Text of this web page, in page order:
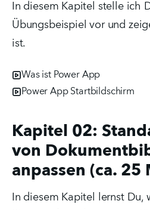
In diesem Kapitel stelle ich
Übungsbeispiel vor und
ist.
Was ist Power App
Power App Startbildschirm
Kapitel 02:
von
anpassen (ca. 25
In diesem Kapitel lernst Du,